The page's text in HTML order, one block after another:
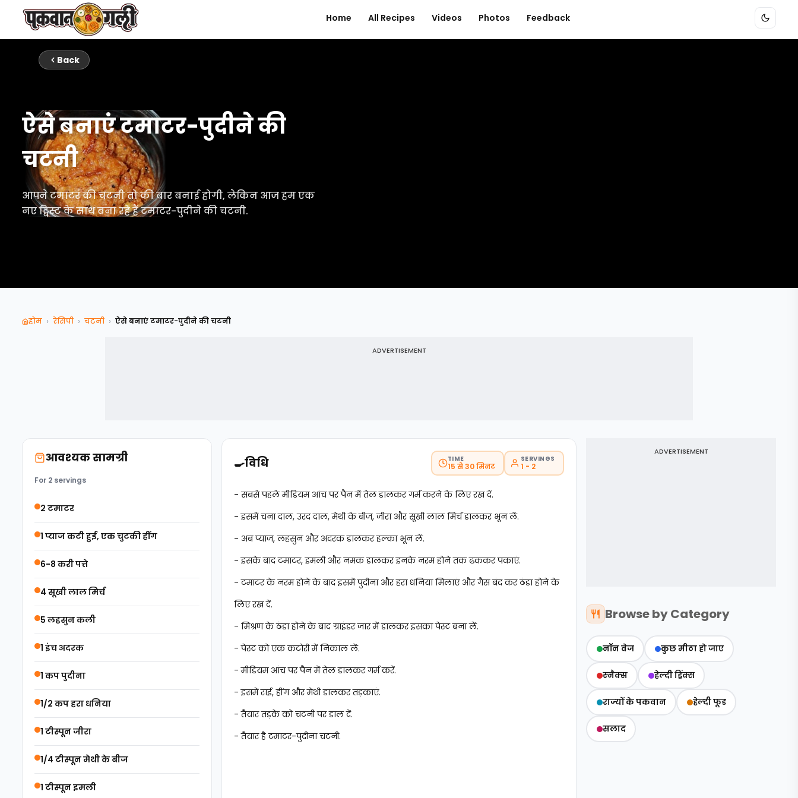
Home All Recipes Videos Photos Feedback
Back
ऐसे बनाएं टमाटर-पुदीने की
चटनी
आपने टमाटर की चटनी तो की बार बनाई होगी, लेकिन आज हम एक
नए ट्विस्ट के साथ बना रहे हैं टमाटर-पुदीने की चटनी.
होम › रेसिपी › चटनी › ऐसे बनाएं टमाटर-पुदीने की चटनी
ADVERTISEMENT
आवश्यक सामग्री
For 2 servings
2 टमाटर
1 प्याज कटी हुई, एक चुटकी हींग
6-8 करी पत्ते
4 सूखी लाल मिर्च
5 लहसुन कली
1 इंच अदरक
1 कप पुदीना
1/2 कप हरा धनिया
1 टीस्पून जीरा
1/4 टीस्पून मेथी के बीज
1 टीस्पून इमली
🍳विधि TIME
15 से 30 मिनट
SERVINGS
1 - 2
- सबसे पहले मीडियम आंच पर पैन में तेल डालकर गर्म करने के लिए रख दें.
- इसमें चना दाल, उरद दाल, मेथी के बीज, जीरा और सूखी लाल मिर्च डालकर भून लें.
- अब प्याज, लहसुन और अदरक डालकर हल्का भून लें.
- इसके बाद टमाटर, इमली और नमक डालकर इनके नरम होने तक ढककर पकाएं.
- टमाटर के नरम होने के बाद इसमें पुदीना और हरा धनिया मिलाएं और गैस बंद कर ठंडा होने के
लिए रख दें.
- मिश्रण के ठंडा होने के बाद ग्राइंडर जार में डालकर इसका पेस्ट बना लें.
- पेस्ट को एक कटोरी में निकाल लें.
- मीडियम आंच पर पैन में तेल डालकर गर्म करें.
- इसमें राई, हींग और मेथी डालकर तड़काएं.
- तैयार तड़के को चटनी पर डाल दें.
- तैयार है टमाटर-पुदीना चटनी.
ADVERTISEMENT
Browse by Category
नॉन वेज कुछ मीठा हो जाए
स्‍नैक्‍स हेल्दी ड्रिंक्स
राज्‍यों के पकवान हेल्‍दी फूड
सलाद